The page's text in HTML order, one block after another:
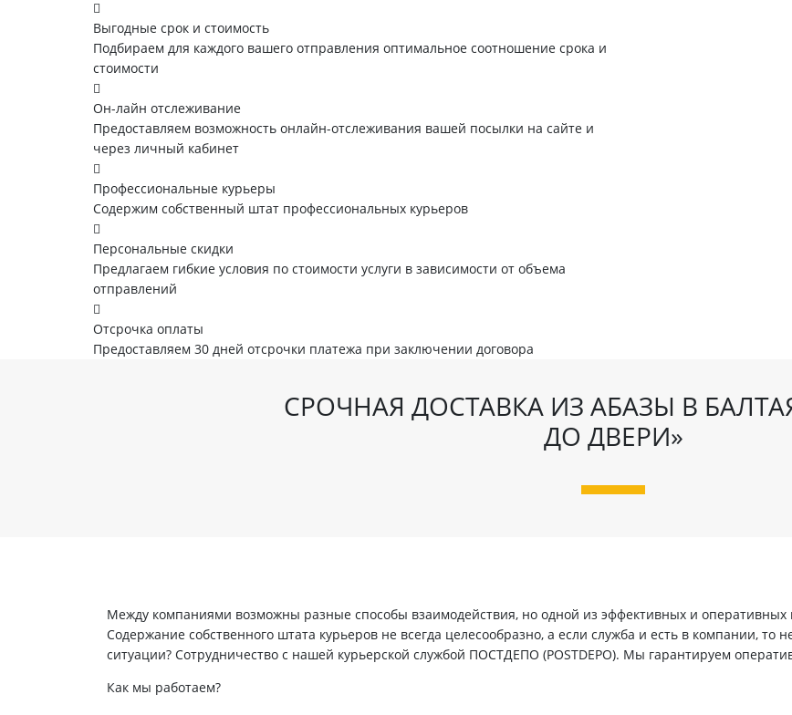
Выгодные срок и стоимость
Подбираем для каждого вашего отправления оптимальное соотношение срока и
стоимости
Он-лайн отслеживание
Предоставляем возможность онлайн-отслеживания вашей посылки на сайте и
через личный кабинет
Профессиональные курьеры
Содержим собственный штат профессиональных курьеров
Персональные скидки
Предлагаем гибкие условия по стоимости услуги в зависимости от объема
отправлений
Отсрочка оплаты
Предоставляем 30 дней отсрочки платежа при заключении договора
СРОЧНАЯ ДОСТАВКА ИЗ АБАЗЫ В
ДО ДВЕРИ»
Между компаниями возможны разные способы взаимодействия, но одной из эффективных и оперативных
Содержание собственного штата курьеров не всегда целесообразно, а если служба и есть в компании, то
ситуации? Сотрудничество с нашей курьерской службой ПОСТДЕПО (POSTDEPO). Мы гарантируем
Как мы работаем?